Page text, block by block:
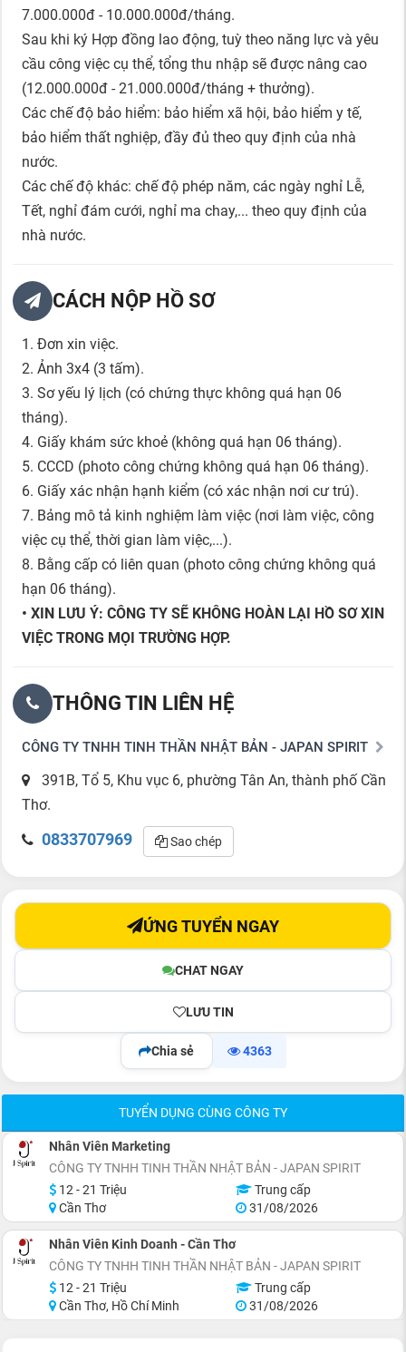
7.000.000đ - 10.000.000đ/tháng.
Sau khi ký Hợp đồng lao động, tuỳ theo năng lực và yêu
cầu công việc cụ thể, tổng thu nhập sẽ được nâng cao
(12.000.000đ - 21.000.000đ/tháng + thưởng).
Các chế độ bảo hiểm: bảo hiểm xã hội, bảo hiểm y tế,
bảo hiểm thất nghiệp, đầy đủ theo quy định của nhà
nước.
Các chế độ khác: chế độ phép năm, các ngày nghỉ Lễ,
Tết, nghỉ đám cưới, nghỉ ma chay,... theo quy định của
nhà nước.
CÁCH NỘP HỒ SƠ
1. Đơn xin việc.
2. Ảnh 3x4 (3 tấm).
3. Sơ yếu lý lịch (có chứng thực không quá hạn 06
tháng).
4. Giấy khám sức khoẻ (không quá hạn 06 tháng).
5. CCCD (photo công chứng không quá hạn 06 tháng).
6. Giấy xác nhận hạnh kiểm (có xác nhận nơi cư trú).
7. Bảng mô tả kinh nghiệm làm việc (nơi làm việc, công
việc cụ thể, thời gian làm việc,...).
8. Bằng cấp có liên quan (photo công chứng không quá
hạn 06 tháng).
• XIN LƯU Ý: CÔNG TY SẼ KHÔNG HOÀN LẠI HỒ SƠ XIN
VIỆC TRONG MỌI TRƯỜNG HỢP.
THÔNG TIN LIÊN HỆ
CÔNG TY TNHH TINH THẦN NHẬT BẢN - JAPAN SPIRIT
391B, Tổ 5, Khu vục 6, phường Tân An, thành phố Cần
Thơ.
0833707969 Sao chép
CHAT NGAY
LƯU TIN
ỨNG TUYỂN NGAY
Chia sẻ 4363
TUYỂN DỤNG CÙNG CÔNG TY
Nhân Viên Marketing
CÔNG TY TNHH TINH THẦN NHẬT BẢN - JAPAN SPIRIT
12 - 21 Triệu
Trung cấp
Cần Thơ
31/08/2026
Nhân Viên Kinh Doanh - Cần Thơ
CÔNG TY TNHH TINH THẦN NHẬT BẢN - JAPAN SPIRIT
12 - 21 Triệu
Trung cấp
Cần Thơ, Hồ Chí Minh
31/08/2026